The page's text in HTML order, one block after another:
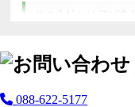
他の会社とは何が違
088-622-5177